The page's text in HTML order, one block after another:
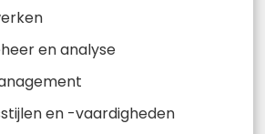
en analyse
en -vaardigheden